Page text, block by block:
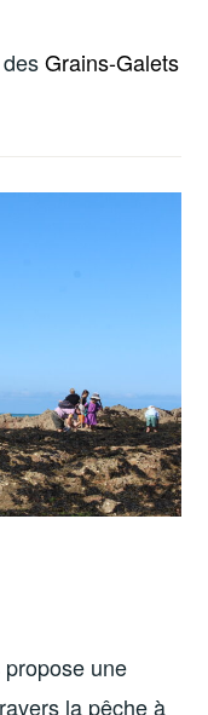
desGrains-Galets
une
la pêche à